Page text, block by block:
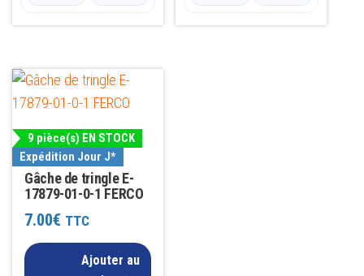
9 pièce(s) EN STOCK
Expédition Jour J*
Gâche de tringle E-
17879-01-0-1 FERCO
7.00€ TTC
Ajouter au